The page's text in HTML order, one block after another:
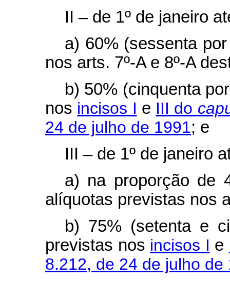
II – de 1º de janeiro
a) 60% (sessenta
nos arts. 7º-A e 8º-A
b) 50% (cinquenta
nos incisos I e III do
24 de julho de 1991; e
III – de 1º de janeiro
a) na proporção de
alíquotas previstas nos
b) 75% (setenta e
previstas nos incisos I e
8.212, de 24 de julho de